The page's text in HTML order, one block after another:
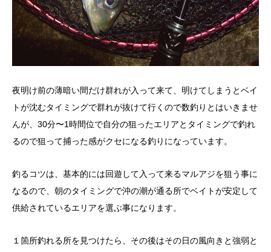
夜明け前の薄暗い間だけ群れが入って来て、明けてしまうとベイ
トが沈むタイミングで群れが抜けて行くので数釣りとはいきませ
んが、30分〜1時間位で自分の狙ったエリアとタイミングで釣れ
るので狙って捕った感がクセになる釣りになっています。
釣るコツは、基本的には回遊して入って来るマルアジを狙う事に
なるので、朝のタイミングで沖の潮が通る所でベイトが安定して
供給されているエリアを選ぶ事になります。
１箇所釣れる所を見つけたら、その後はその日の風向きと強弱と